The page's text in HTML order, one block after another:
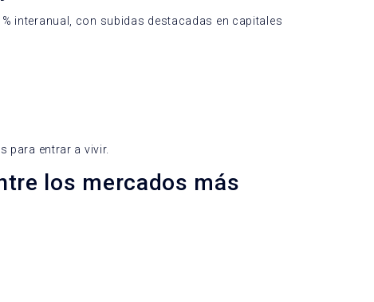
interanual, con subidas destacadas en capitales
para entrar a vivir.
los mercados más